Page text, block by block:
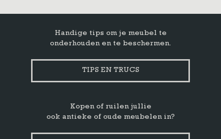
Handige tips om je meubel te
onderhouden en te beschermen.
TIPS EN TRUCS
Kopen of ruilen jullie
ook antieke of oude meubelen in?